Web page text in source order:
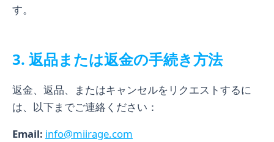
す。
3. 返品または返金の手続き方法
返金、返品、またはキャンセルをリクエストするに
は、以下までご連絡ください：
Email: info@miirage.com